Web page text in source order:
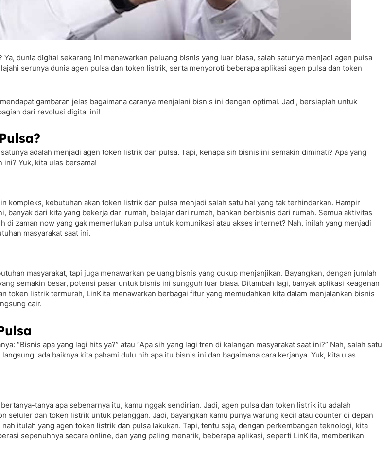
Ya, dunia digital sekarang ini menawarkan peluang bisnis yang luar biasa, salah satunya menjadi agen pulsa
serunya dunia agen pulsa dan token listrik, serta menyoroti beberapa aplikasi agen pulsa dan token
gambaran jelas bagaimana caranya menjalani bisnis ini dengan optimal. Jadi, bersiaplah untuk
dari revolusi digital ini!
adalah menjadi agen token listrik dan pulsa. Tapi, kenapa sih bisnis ini semakin diminati? Apa yang
Yuk, kita ulas bersama!
kompleks, kebutuhan akan token listrik dan pulsa menjadi salah satu hal yang tak terhindarkan. Hampir
dari kita yang bekerja dari rumah, belajar dari rumah, bahkan berbisnis dari rumah. Semua aktivitas
zaman now yang gak memerlukan pulsa untuk komunikasi atau akses internet? Nah, inilah yang menjadi
masyarakat saat ini.
masyarakat, tapi juga menawarkan peluang bisnis yang cukup menjanjikan. Bayangkan, dengan jumlah
semakin besar, potensi pasar untuk bisnis ini sungguh luar biasa. Ditambah lagi, banyak aplikasi keagenan
token listrik termurah, LinKita menawarkan berbagai fitur yang memudahkan kita dalam menjalankan bisnis
cair.
“Bisnis apa yang lagi hits ya?” atau “Apa sih yang lagi tren di kalangan masyarakat saat ini?” Nah, salah satu
ada baiknya kita pahami dulu nih apa itu bisnis ini dan bagaimana cara kerjanya. Yuk, kita ulas
tanya apa sebenarnya itu, kamu nggak sendirian. Jadi, agen pulsa dan token listrik itu adalah
seluler dan token listrik untuk pelanggan. Jadi, bayangkan kamu punya warung kecil atau counter di depan
itulah yang agen token listrik dan pulsa lakukan. Tapi, tentu saja, dengan perkembangan teknologi, kita
sepenuhnya secara online, dan yang paling menarik, beberapa aplikasi, seperti LinKita, memberikan